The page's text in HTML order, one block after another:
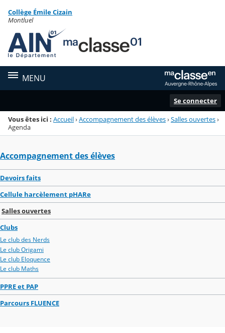
Menu de la rubrique
Contenu
Collège Émile Cizain
Montluel
MENU
Se connecter
Vous êtes ici : Accueil›Accompagnement des élèves›Salles ouvertes›
Agenda
Accompagnement des élèves
Devoirs faits
Cellule harcèlement pHARe
Salles ouvertes
Clubs
Le club des Nerds
Le club Origami
Le club Eloquence
Le club Maths
PPRE et PAP
Parcours FLUENCE